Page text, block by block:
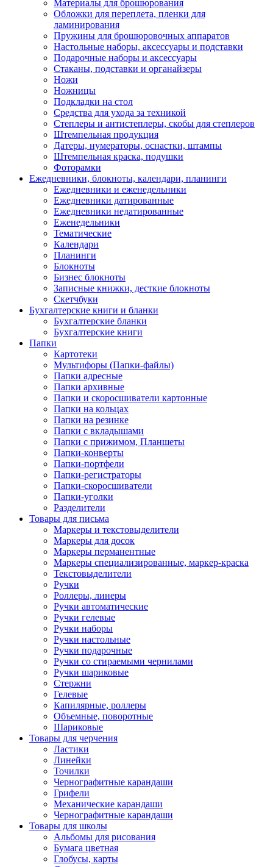
Материалы для брошюрования
Обложки для переплета, пленки для
ламинирования
Пружины для брошюровочных аппаратов
Настольные наборы, аксессуары и подставки
Подарочные наборы и аксессуары
Стаканы, подставки и органайзеры
Ножи
Ножницы
Подкладки на стол
Средства для ухода за техникой
Степлеры и антистеплеры, скобы для степлеров
Штемпельная продукция
Датеры, нумераторы, оснастки, штампы
Штемпельная краска, подушки
Фоторамки
Ежедневники, блокноты, календари, планинги
Ежедневники и еженедельники
Ежедневники датированные
Ежедневники недатированные
Еженедельники
Тематические
Календари
Планинги
Блокноты
Бизнес блокноты
Записные книжки, десткие блокноты
Скетчбуки
Бухгалтерские книги и бланки
Бухгалтерские бланки
Бухгалтерские книги
Папки
Картотеки
Мультифоры (Папки-файлы)
Папки адресные
Папки архивные
Папки и скоросшиватели картонные
Папки на кольцах
Папки на резинке
Папки с вкладышами
Папки с прижимом, Планшеты
Папки-конверты
Папки-портфели
Папки-регистраторы
Папки-скоросшиватели
Папки-уголки
Разделители
Товары для письма
Маркеры и текстовыделители
Маркеры для досок
Маркеры перманентные
Маркеры специализированные, маркер-краска
Текстовыделители
Ручки
Роллеры, линеры
Ручки автоматические
Ручки гелевые
Ручки наборы
Ручки настольные
Ручки подарочные
Ручки со стираемыми чернилами
Ручки шариковые
Стержни
Гелевые
Капилярные, роллеры
Объемные, поворотные
Шариковые
Товары для черчения
Ластики
Линейки
Точилки
Чернографитные карандаши
Грифели
Механические карандаши
Чернографитные карандаши
Товары для школы
Альбомы для рисования
Бумага цветная
Глобусы, карты